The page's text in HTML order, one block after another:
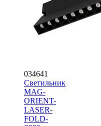
034641
Светильник
MAG-
ORIENT-
LASER-
FOLD-